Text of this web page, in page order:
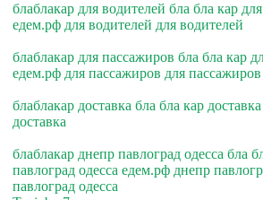
блаблакар для водителей бла бла кар
едем.рф для водителей для водителей
блаблакар для пассажиров бла бла кар
едем.рф для пассажиров для пассажиров
блаблакар доставка бла бла кар
доставка
блаблакар днепр павлоград одесса бла
павлоград одесса едем.рф днепр
павлоград одесса